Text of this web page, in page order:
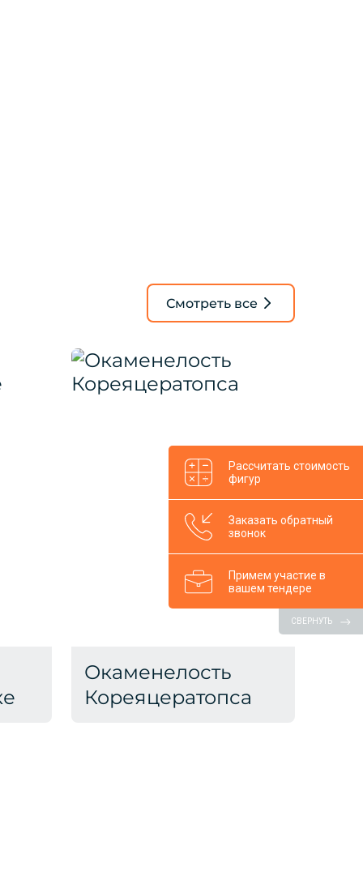
Смотреть все
Окаменелость
Кореяцератопса
Рассчитать стоимость
фигур
Заказать обратный
звонок
Примем участие в
вашем тендере
СВЕРНУТЬ